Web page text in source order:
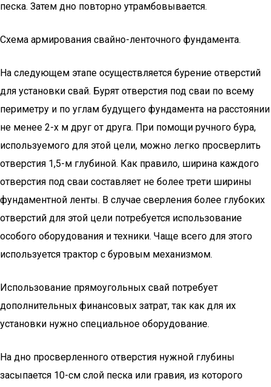
песка. Затем дно повторно утрамбовывается.
Схема армирования свайно-ленточного фундамента.
На следующем этапе осуществляется бурение отверстий
для установки свай. Бурят отверстия под сваи по всему
периметру и по углам будущего фундамента на расстоянии
не менее 2-х м друг от друга. При помощи ручного бура,
используемого для этой цели, можно легко просверлить
отверстия 1,5-м глубиной. Как правило, ширина каждого
отверстия под сваи составляет не более трети ширины
фундаментной ленты. В случае сверления более глубоких
отверстий для этой цели потребуется использование
особого оборудования и техники. Чаще всего для этого
используется трактор с буровым механизмом.
Использование прямоугольных свай потребует
дополнительных финансовых затрат, так как для их
установки нужно специальное оборудование.
На дно просверленного отверстия нужной глубины
засыпается 10-см слой песка или гравия, из которого